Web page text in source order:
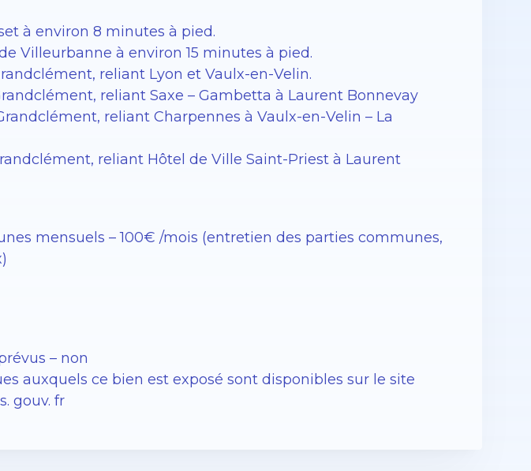
à environ 8 minutes à pied.
Villeurbanne à environ 15 minutes à pied.
reliant Lyon et Vaulx-en-Velin.
reliant Saxe – Gambetta à Laurent Bonnevay
reliant Charpennes à Vaulx-en-Velin – La
reliant Hôtel de Ville Saint-Priest à Laurent
mensuels – 100€ /mois (entretien des parties communes,
– non
auxquels ce bien est exposé sont disponibles sur le site
gouv. fr